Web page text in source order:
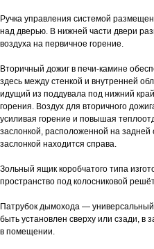
Ручка управления системой
над дверью. В нижней части двери
воздуха на первичное горение.
Вторичный дожиг в печи-камине
здесь между стенкой и внутренней
идущий из поддувала под нижний
горения. Воздух для вторичного
усиливая горение и повышая
заслонкой, расположенной на задней
заслонкой находится справа.
Зольный ящик коробчатого типа
пространство под колосниковой
Патрубок дымохода —
быть установлен сверху или сзади, в
в помещении.